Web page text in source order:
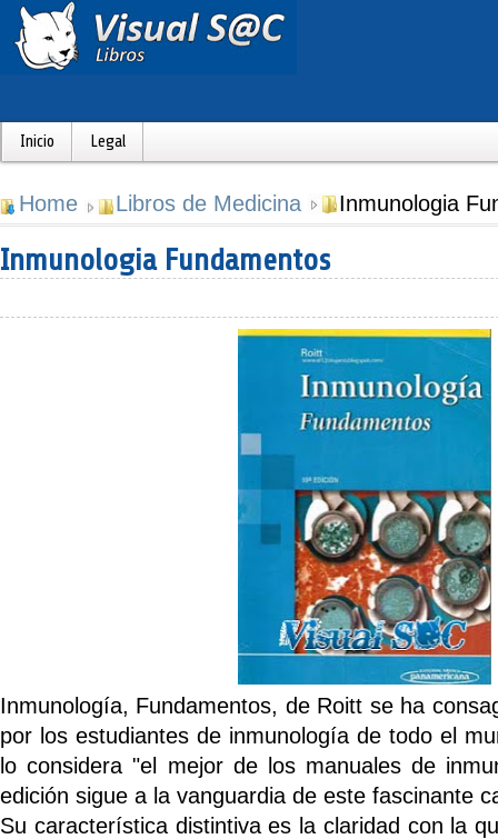
Inicio Legal
Home Libros de Medicina Inmunologia
Inmunologia Fundamentos
Inmunología, Fundamentos, de Roitt se ha
por los estudiantes de inmunología de todo el
lo considera "el mejor de los manuales de
edición sigue a la vanguardia de este fascinante
Su característica distintiva es la claridad con la